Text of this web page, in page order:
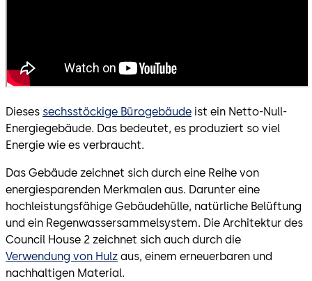
Dieses sechsstöckige Bürogebäude ist ein Netto-Null-
Energiegebäude. Das bedeutet, es produziert so viel
Energie wie es verbraucht.
Das Gebäude zeichnet sich durch eine Reihe von
energiesparenden Merkmalen aus. Darunter eine
hochleistungsfähige Gebäudehülle, natürliche Belüftung
und ein Regenwassersammelsystem. Die Architektur des
Council House 2 zeichnet sich auch durch die
Verwendung von Hulz aus, einem erneuerbaren und
nachhaltigen Material.